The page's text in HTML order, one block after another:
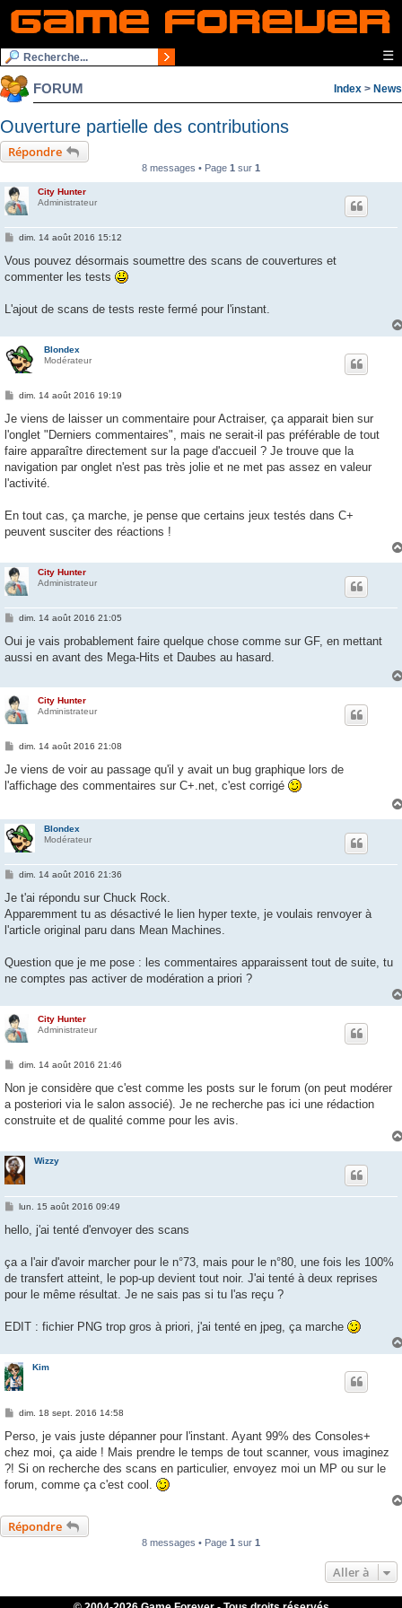
☰
FORUM Index > News
Ouverture partielle des contributions
Répondre
8 messages • Page 1 sur 1
City Hunter
Administrateur
M
s
a
dim. 14 août 2016 15:12
Vous pouvez désormais soumettre des scans de couvertures et
commenter les tests
L'ajout de scans de tests reste fermé pour l'instant.
Blondex
Modérateur
M
s
a
g
dim. 14 août 2016 19:19
Je viens de laisser un commentaire pour Actraiser, ça apparait bien sur
l'onglet "Derniers commentaires", mais ne serait-il pas préférable de tout
faire apparaître directement sur la page d'accueil ? Je trouve que la
navigation par onglet n'est pas très jolie et ne met pas assez en valeur
l'activité.
En tout cas, ça marche, je pense que certains jeux testés dans C+
peuvent susciter des réactions !
City Hunter
Administrateur
M
s
a
dim. 14 août 2016 21:05
Oui je vais probablement faire quelque chose comme sur GF, en mettant
aussi en avant des Mega-Hits et Daubes au hasard.
City Hunter
Administrateur
M
s
a
dim. 14 août 2016 21:08
Je viens de voir au passage qu'il y avait un bug graphique lors de
l'affichage des commentaires sur C+.net, c'est corrigé
Blondex
Modérateur
M
s
a
g
dim. 14 août 2016 21:36
Je t'ai répondu sur Chuck Rock.
Apparemment tu as désactivé le lien hyper texte, je voulais renvoyer à
l'article original paru dans Mean Machines.
Question que je me pose : les commentaires apparaissent tout de suite, tu
ne comptes pas activer de modération a priori ?
City Hunter
Administrateur
M
s
a
g
dim. 14 août 2016 21:46
Non je considère que c'est comme les posts sur le forum (on peut modérer
a posteriori via le salon associé). Je ne recherche pas ici une rédaction
construite et de qualité comme pour les avis.
Wizzy
M
s
g
lun. 15 août 2016 09:49
hello, j'ai tenté d'envoyer des scans
ça a l'air d'avoir marcher pour le n°73, mais pour le n°80, une fois les 100%
de transfert atteint, le pop-up devient tout noir. J'ai tenté à deux reprises
pour le même résultat. Je ne sais pas si tu l'as reçu ?
EDIT : fichier PNG trop gros à priori, j'ai tenté en jpeg, ça marche
Kim
M
s
a
g
dim. 18 sept. 2016 14:58
Perso, je vais juste dépanner pour l'instant. Ayant 99% des Consoles+
chez moi, ça aide ! Mais prendre le temps de tout scanner, vous imaginez
?! Si on recherche des scans en particulier, envoyez moi un MP ou sur le
forum, comme ça c'est cool.
Répondre
8 messages • Page 1 sur 1
Aller à